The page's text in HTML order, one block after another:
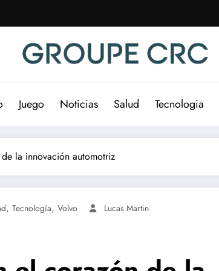
Juego Noticias Salud Tecnologia
la innovación automotriz
, Tecnología, Volvo
Lucas Martin